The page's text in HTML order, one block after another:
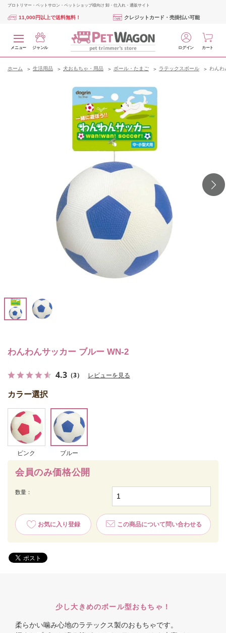
プロトリマー・ペットサロン・ペットショップ様向け 卸・仕入れ・通販サイト
11,000円以上で送料無料！ クレジットカード・売掛払い可能
メニュー ジャンル ログイン カート
ホーム 生活用品 犬おもちゃ・用品 ボール・たまご ラテックスボール わんわ
わんわんサッカー ブルー WN-2
4.3 （3） レビューを見る
会員のみ価格公開
数量：
お気に入り登録 この商品について問い合わせる
カラー選択
ピンク ブルー
少し大きめのボール型おもちゃ！
柔らかい噛み心地のラテックス製のおもちゃです。